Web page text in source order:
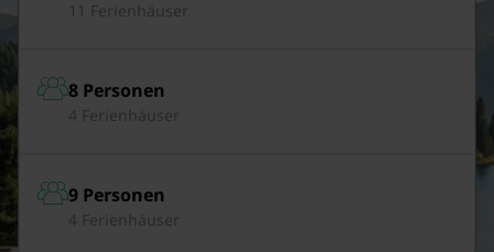
11 Ferienhäuser
8 Personen
4 Ferienhäuser
9 Personen
4 Ferienhäuser